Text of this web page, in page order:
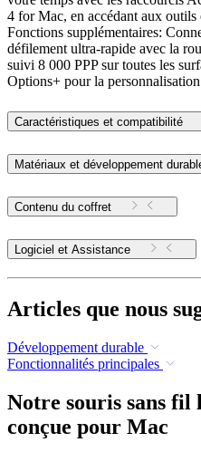
4 for Mac, en accédant aux
Fonctions supplémentaires:
défilement ultra-rapide avec la
suivi 8 000 PPP sur toutes les
Options+ pour la
Caractéristiques et compatibilité
Matériaux et développement
Contenu du coffret
Logiciel et Assistance
Articles que nous
Développement durable
Fonctionnalités principales
Notre souris sans fil
conçue pour Mac